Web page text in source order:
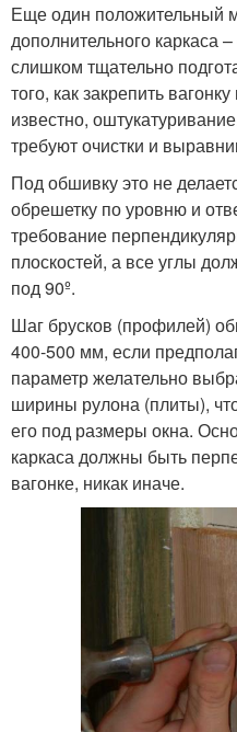
Еще один положительный
дополнительного каркаса
слишком тщательно
того, как закрепить
известно,
требуют очистки и
Под обшивку это не
обрешетку по уровню и
требование
плоскостей, а все углы
под 90º.
Шаг брусков (профилей)
400-500 мм, если
параметр желательно
ширины рулона (плиты),
его под размеры окна.
каркаса должны быть
вагонке, никак иначе.